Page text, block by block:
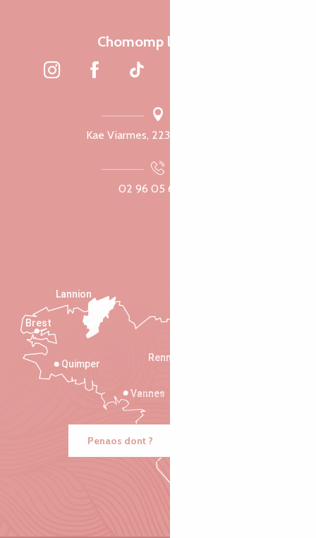
Chomomp liammet
Kae Viarmes, 22300 Lannuon
02 96 05 60 70
Rennes
Vannes
Quimper
Lannion
Brest
Penaos dont ?